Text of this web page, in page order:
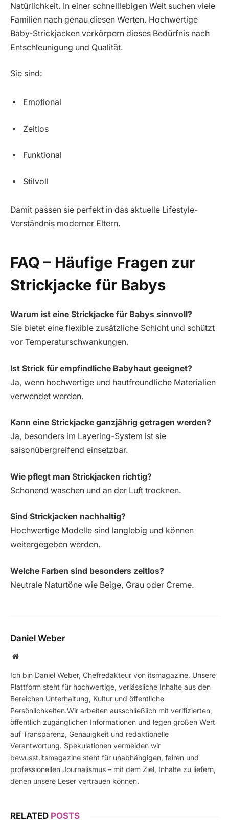
Natürlichkeit. In einer schnelllebigen Welt suchen viele
Familien nach genau diesen Werten. Hochwertige
Baby-Strickjacken verkörpern dieses Bedürfnis nach
Entschleunigung und Qualität.
Sie sind:
Emotional
Zeitlos
Funktional
Stilvoll
Damit passen sie perfekt in das aktuelle Lifestyle-
Verständnis moderner Eltern.
FAQ – Häufige Fragen zur
Strickjacke für Babys
Warum ist eine Strickjacke für Babys sinnvoll?
Sie bietet eine flexible zusätzliche Schicht und schützt
vor Temperaturschwankungen.
Ist Strick für empfindliche Babyhaut geeignet?
Ja, wenn hochwertige und hautfreundliche Materialien
verwendet werden.
Kann eine Strickjacke ganzjährig getragen werden?
Ja, besonders im Layering-System ist sie
saisonübergreifend einsetzbar.
Wie pflegt man Strickjacken richtig?
Schonend waschen und an der Luft trocknen.
Sind Strickjacken nachhaltig?
Hochwertige Modelle sind langlebig und können
weitergegeben werden.
Welche Farben sind besonders zeitlos?
Neutrale Naturtöne wie Beige, Grau oder Creme.
Daniel Weber
Website
Ich bin Daniel Weber, Chefredakteur von itsmagazine. Unsere
Plattform steht für hochwertige, verlässliche Inhalte aus den
Bereichen Unterhaltung, Kultur und öffentliche
Persönlichkeiten.Wir arbeiten ausschließlich mit verifizierten,
öffentlich zugänglichen Informationen und legen großen Wert
auf Transparenz, Genauigkeit und redaktionelle
Verantwortung. Spekulationen vermeiden wir
bewusst.itsmagazine steht für unabhängigen, fairen und
professionellen Journalismus – mit dem Ziel, Inhalte zu liefern,
denen unsere Leser vertrauen können.
RELATED POSTS